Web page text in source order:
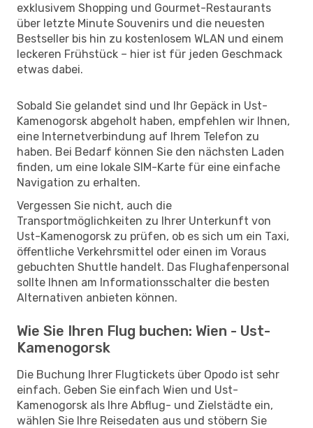
exklusivem Shopping und Gourmet-Restaurants
über letzte Minute Souvenirs und die neuesten
Bestseller bis hin zu kostenlosem WLAN und einem
leckeren Frühstück – hier ist für jeden Geschmack
etwas dabei.
Sobald Sie gelandet sind und Ihr Gepäck in Ust-
Kamenogorsk abgeholt haben, empfehlen wir Ihnen,
eine Internetverbindung auf Ihrem Telefon zu
haben. Bei Bedarf können Sie den nächsten Laden
finden, um eine lokale SIM-Karte für eine einfache
Navigation zu erhalten.
Vergessen Sie nicht, auch die
Transportmöglichkeiten zu Ihrer Unterkunft von
Ust-Kamenogorsk zu prüfen, ob es sich um ein Taxi,
öffentliche Verkehrsmittel oder einen im Voraus
gebuchten Shuttle handelt. Das Flughafenpersonal
sollte Ihnen am Informationsschalter die besten
Alternativen anbieten können.
Wie Sie Ihren Flug buchen: Wien - Ust-
Kamenogorsk
Die Buchung Ihrer Flugtickets über Opodo ist sehr
einfach. Geben Sie einfach Wien und Ust-
Kamenogorsk als Ihre Abflug- und Zielstädte ein,
wählen Sie Ihre Reisedaten aus und stöbern Sie